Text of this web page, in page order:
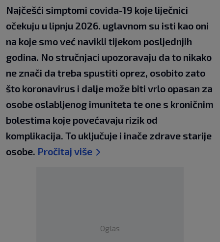
Najčešći simptomi covida-19 koje liječnici
očekuju u lipnju 2026. uglavnom su isti kao oni
na koje smo već navikli tijekom posljednjih
godina. No stručnjaci upozoravaju da to nikako
ne znači da treba spustiti oprez, osobito zato
što koronavirus i dalje može biti vrlo opasan za
osobe oslabljenog imuniteta te one s kroničnim
bolestima koje povećavaju rizik od
komplikacija. To uključuje i inače zdrave starije
osobe. Pročitaj više
Oglas